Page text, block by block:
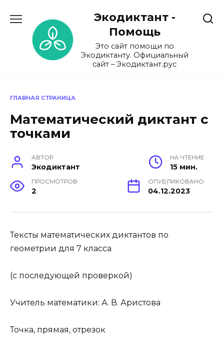
содержанию
Экодиктант -
Помощь
Это сайт помощи по
Экодиктанту. Официальный
сайт – Экодиктант.рус
ГЛАВНАЯ СТРАНИЦА
Математический диктант с
точками
АВТОР
Экодиктант
НА ЧТЕНИЕ
15 мин.
ПРОСМОТРОВ
2
ОПУБЛИКОВАНО
04.12.2023
Тексты математических диктантов по
геометрии для 7 класса
(с последующей проверкой)
Учитель математики: А. В. Аристова
Точка, прямая, отрезок